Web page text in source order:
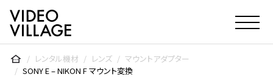
Video Village Inc.
レンタル機材 レンズ
マウントアダプター
SONY E – NIKON F マウント変換